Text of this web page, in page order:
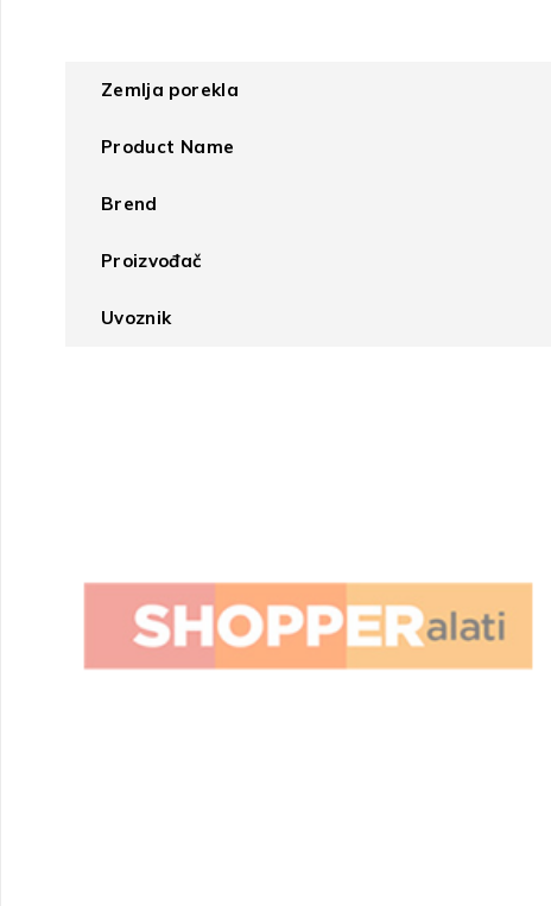
Zemlja porekla
Product Name
Brend
Proizvođač
Uvoznik